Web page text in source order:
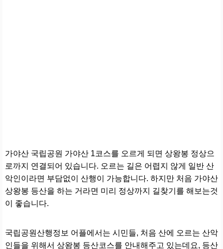
가야산 국립공원 가야산 1코스를 오르게 되면 상왕봉 정상으
로까지 연결되어 있습니다. 오르는 길은 어렵지 않게 일반 산
악인이라면 부담없이 산행이 가능합니다. 하지만 처음 가야산
상왕봉 등산을 하는 거라면 미리 정상까지 길찾기를 해보는것
이 좋습니다.
국립공원산행정보 어플에서는 시민들, 처음 산에 오르는 산악
인들을 위해서 상왕봉 등산코스를 안내해주고 있는데요, 등산